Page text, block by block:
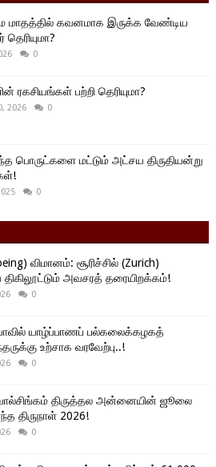
மாதத்தில் கவனமாக இருக்க வேண்டிய
தெரியுமா?
0
ரகசியங்கள் பற்றி தெரியுமா?
2026 0
பொருட்களை மட்டும் அட்சய திருதியன்று
0
விமானம்: சூரிச்சில் (Zurich)
திகிலூட்டும் அவசரத் தரையிறக்கம்!
0
யாழ்ப்பாணப் பல்கலைக்கழகத்
உற்சாக வரவேற்பு..!
0
திருத்தல அன்னையின் ஜூலை
திருநாள் 2026!
0